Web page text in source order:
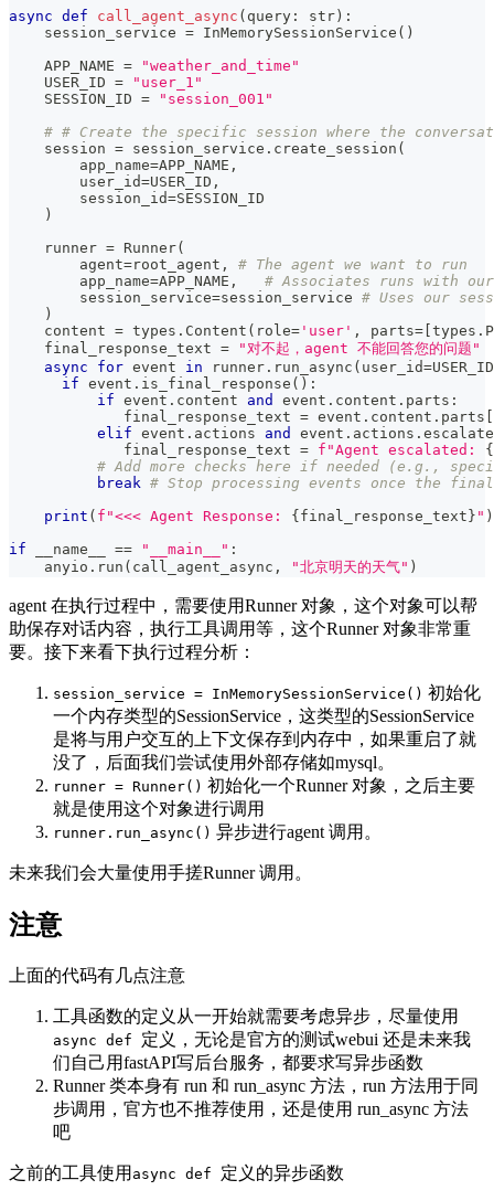
async def call_agent_async ( query : str) :
    session_service
= InMemorySessionService ( )
    APP_NAME
=
"weather_and_time"
    USER_ID
=
"user_1"
    SESSION_ID
=
"session_001"
# # Create the specific session where the
    session
= session_service . create_session (
        app_name
=APP_NAME ,
        user_id
=USER_ID ,
        session_id
=SESSION_ID
)
    runner
= Runner(
        agent
=root_agent ,
# The agent we want to run
        app_name
=APP_NAME ,
# Associates runs with
        session_service
=session_service # Uses our
)
    content
= types . Content ( role= 'user' , parts= [types .
    final_response_text
=
"对不起，agent 不能回答您的问题"
async
for event in runner . run_async ( user_id=USER_ID
if event . is_final_response ( ) :
if event . content and event . content . parts :
             final_response_text
= event . content . parts [
elif event . actions and event . actions . escalate
             final_response_text
= f"Agent escalated: {
# Add more checks here if needed (e.g.,
break # Stop processing events once the
print ( f"<<< Agent Response: {final_response_text} " )
if __name__ == "__main__" :
    anyio
. run ( call_agent_async , "北京明天的天气" )
agent 在执行过程中，需要使用Runner 对象，这个对象可以帮
助保存对话内容，执行工具调用等，这个Runner 对象非常重
要。接下来看下执行过程分析：
session_service = InMemorySessionService() 初始化
一个内存类型的SessionService，这类型的SessionService
是将与用户交互的上下文保存到内存中，如果重启了就
没了，后面我们尝试使用外部存储如mysql。
runner = Runner() 初始化一个Runner 对象，之后主要
就是使用这个对象进行调用
runner.run_async() 异步进行agent 调用。
未来我们会大量使用手搓Runner 调用。
注意
上面的代码有几点注意
工具函数的定义从一开始就需要考虑异步，尽量使用
async def 定义，无论是官方的测试webui 还是未来我
们自己用fastAPI写后台服务，都要求写异步函数
Runner 类本身有 run 和 run_async 方法，run 方法用于同
步调用，官方也不推荐使用，还是使用 run_async 方法
吧
之前的工具使用 async def 定义的异步函数